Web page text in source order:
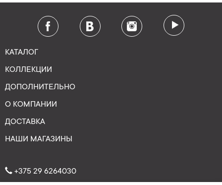
КАТАЛОГ
КОЛЛЕКЦИИ
ДОПОЛНИТЕЛЬНО
О КОМПАНИИ
ДОСТАВКА
НАШИ МАГАЗИНЫ
+375 29 6264030